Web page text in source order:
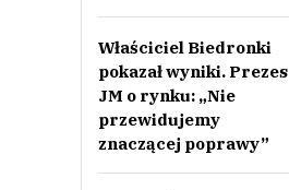
Właściciel Biedronki
pokazał wyniki. Prezes
JM o rynku: „Nie
przewidujemy
znaczącej poprawy”